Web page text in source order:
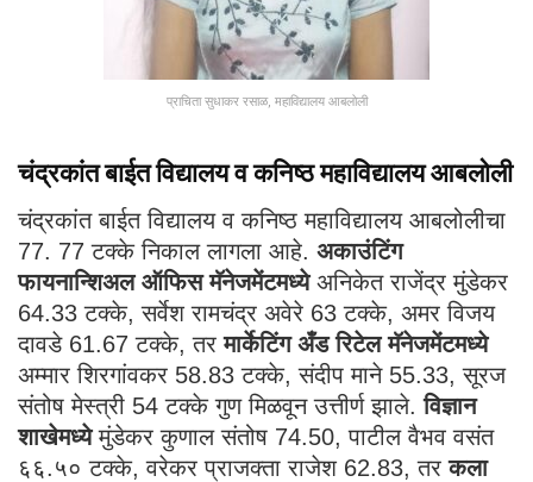
प्राचिता सुधाकर रसाळ, महाविद्यालय आबलोली
चंद्रकांत बाईत विद्यालय व कनिष्ठ महाविद्यालय आबलोली
चंद्रकांत बाईत विद्यालय व कनिष्ठ महाविद्यालय आबलोलीचा
77. 77 टक्के निकाल लागला आहे. अकाउंटिंग
फायनान्शिअल ऑफिस मॅनेजमेंटमध्येअनिकेत राजेंद्र मुंडेकर
64.33 टक्के, सर्वेश रामचंद्र अवेरे 63 टक्के, अमर विजय
दावडे 61.67 टक्के, तरमार्केटिंग अँड रिटेल मॅनेजमेंटमध्ये
अम्मार शिरगांवकर 58.83 टक्के, संदीप माने 55.33, सूरज
संतोष मेस्त्री 54 टक्के गुण मिळवून उत्तीर्ण झाले.विज्ञान
शाखेमध्येमुंडेकर कुणाल संतोष 74.50, पाटील वैभव वसंत
६६.५० टक्के, वरेकर प्राजक्ता राजेश 62.83, तरकला